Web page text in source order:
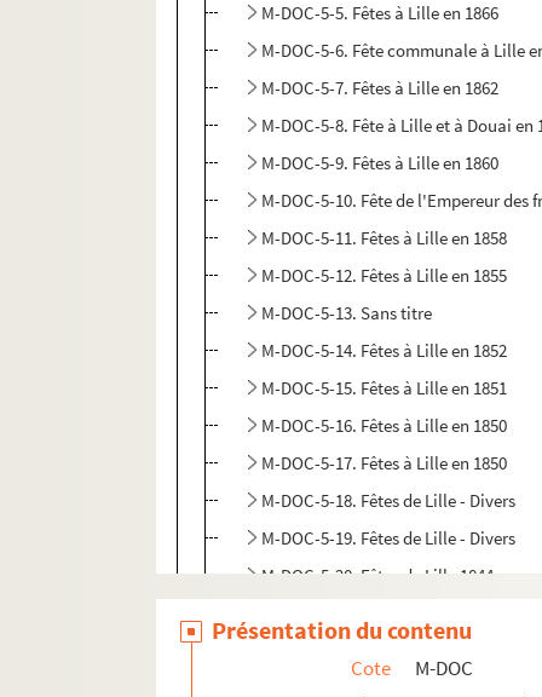
M-DOC-5-5. Fêtes à Lille en 1866
M-DOC-5-6. Fête communale à Lille
M-DOC-5-7. Fêtes à Lille en 1862
M-DOC-5-8. Fête à Lille et à Douai en
M-DOC-5-9. Fêtes à Lille en 1860
M-DOC-5-10. Fête de l'Empereur des
M-DOC-5-11. Fêtes à Lille en 1858
M-DOC-5-12. Fêtes à Lille en 1855
M-DOC-5-13. Sans titre
M-DOC-5-14. Fêtes à Lille en 1852
M-DOC-5-15. Fêtes à Lille en 1851
M-DOC-5-16. Fêtes à Lille en 1850
M-DOC-5-17. Fêtes à Lille en 1850
M-DOC-5-18. Fêtes de Lille - Divers
M-DOC-5-19. Fêtes de Lille - Divers
M-DOC-5-20. Fêtes de Lille 1844
Présentation du contenu
Cote
M-DOC